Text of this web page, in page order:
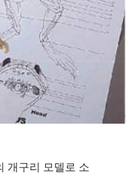
개구리 모델로 소